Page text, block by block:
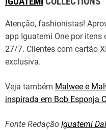
Atenção, fashionistas!
app Iguatemi One por
27/7. Clientes com cartão
exclusiva.
Veja também Malwee e
inspirada em Bob Esponja
Fonte Redação Iguatemi